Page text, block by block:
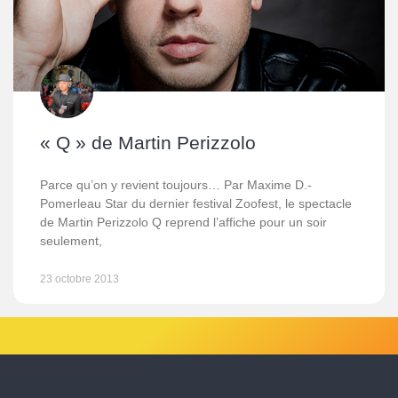
« Q » de Martin Perizzolo
Parce qu’on y revient toujours… Par Maxime D.-
Pomerleau Star du dernier festival Zoofest, le spectacle
de Martin Perizzolo Q reprend l’affiche pour un soir
seulement,
23 octobre 2013